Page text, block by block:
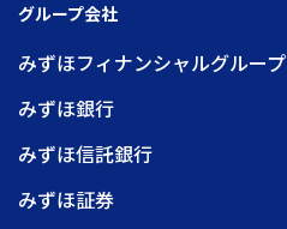
グループ会社
みずほフィナンシャルグループ
みずほ銀行
みずほ信託銀行
みずほ証券